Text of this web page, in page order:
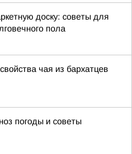
доску: советы для
пола
чая из бархатцев
погоды и советы